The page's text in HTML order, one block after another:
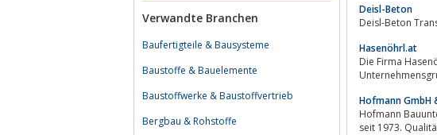
Verwandte Branchen
Baufertigteile & Bausysteme
Baustoffe & Bauelemente
Baustoffwerke & Baustoffvertrieb
Bergbau & Rohstoffe
Deisl-Beton
Deisl-Beton
Hasenöhrl.at
Die Firma
Hofmann GmbH
Hofmann